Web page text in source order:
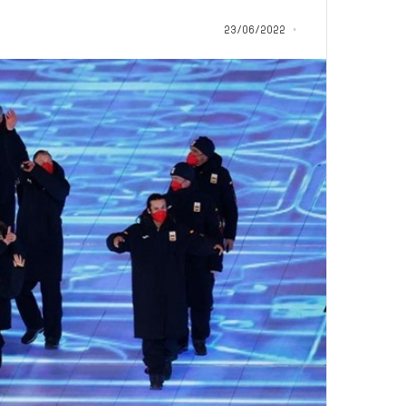
23/06/2022
ل
آ
خ
ر
م
ع
ا
ق
ل
ه
ا
ب
ا
ل
ق
د
س
ه
العام.. ماذا تقول